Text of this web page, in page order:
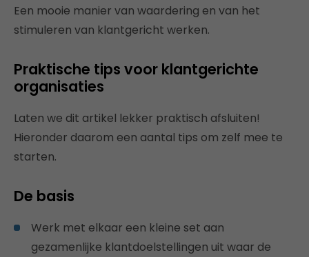
Een mooie manier van waardering en van het
stimuleren van klantgericht werken.
Praktische tips voor klantgerichte
organisaties
Laten we dit artikel lekker praktisch afsluiten!
Hieronder daarom een aantal tips om zelf mee te
starten.
De basis
Werk met elkaar een kleine set aan
gezamenlijke klantdoelstellingen uit waar de